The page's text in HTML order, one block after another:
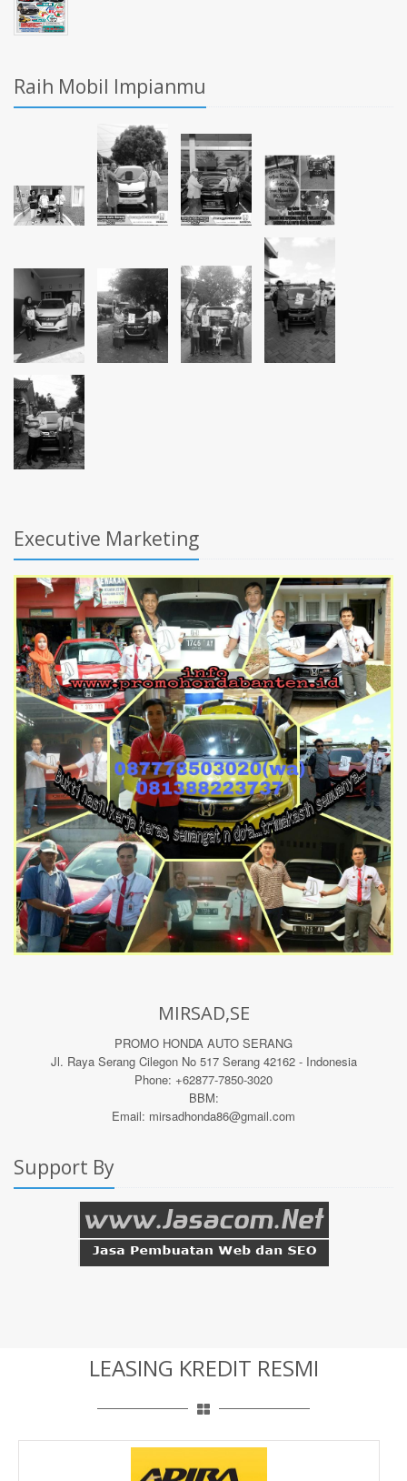
Raih Mobil Impianmu
Executive Marketing
MIRSAD,SE
PROMO HONDA AUTO SERANG
Jl. Raya Serang Cilegon No 517 Serang 42162 - Indonesia
Phone: +62877-7850-3020
BBM:
Email: mirsadhonda86@gmail.com
Support By
LEASING KREDIT RESMI